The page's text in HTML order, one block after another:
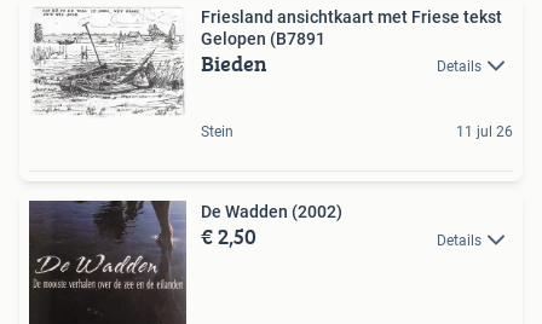
Friesland ansichtkaart met Friese tekst
Gelopen (B7891
Bieden Details
Stein 11 jul 26
De Wadden (2002)
€ 2,50 Details